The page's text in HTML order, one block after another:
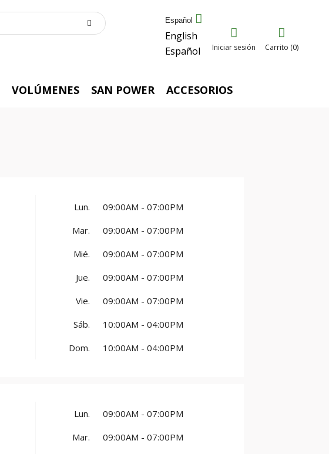
Español
English
Español
Iniciar sesión Carrito (0)
VOLÚMENES SAN POWER ACCESORIOS
Lun.
09:00AM - 07:00PM
Mar.
09:00AM - 07:00PM
Mié.
09:00AM - 07:00PM
Jue.
09:00AM - 07:00PM
Vie.
09:00AM - 07:00PM
Sáb.
10:00AM - 04:00PM
Dom.
10:00AM - 04:00PM
Lun.
09:00AM - 07:00PM
Mar.
09:00AM - 07:00PM